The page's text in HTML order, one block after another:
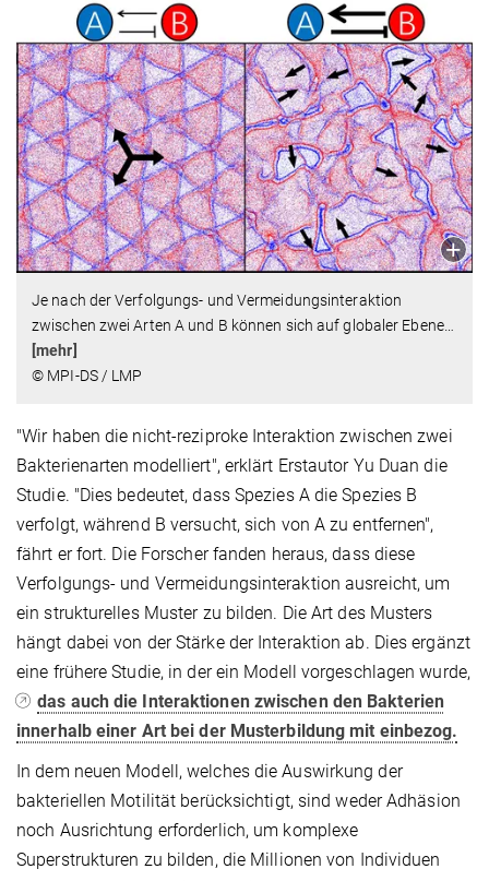
Je nach der Verfolgungs- und Vermeidungsinteraktion
zwischen zwei Arten A und B können sich auf globaler Ebene…
[mehr]
© MPI-DS / LMP
"Wir haben die nicht-reziproke Interaktion zwischen zwei
Bakterienarten modelliert", erklärt Erstautor Yu Duan die
Studie. "Dies bedeutet, dass Spezies A die Spezies B
verfolgt, während B versucht, sich von A zu entfernen",
fährt er fort. Die Forscher fanden heraus, dass diese
Verfolgungs- und Vermeidungsinteraktion ausreicht, um
ein strukturelles Muster zu bilden. Die Art des Musters
hängt dabei von der Stärke der Interaktion ab. Dies ergänzt
eine frühere Studie, in der ein Modell vorgeschlagen wurde,
das auch die Interaktionen zwischen den Bakterien
innerhalb einer Art bei der Musterbildung mit einbezog.
In dem neuen Modell, welches die Auswirkung der
bakteriellen Motilität berücksichtigt, sind weder Adhäsion
noch Ausrichtung erforderlich, um komplexe
Superstrukturen zu bilden, die Millionen von Individuen